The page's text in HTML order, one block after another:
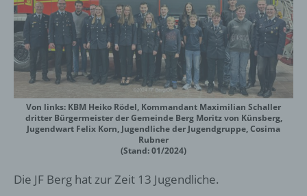
Von links: KBM Heiko Rödel, Kommandant Maximilian Schaller
dritter Bürgermeister der Gemeinde Berg Moritz von Künsberg,
Jugendwart Felix Korn, Jugendliche der Jugendgruppe, Cosima
Rubner
(Stand: 01/2024)
Die JF Berg hat zur Zeit 13 Jugendliche.